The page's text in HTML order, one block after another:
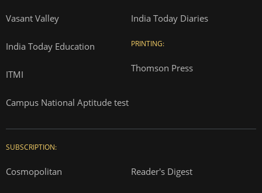
Vasant Valley
India Today Education
ITMI
Campus National Aptitude test
India Today Diaries
PRINTING:
Thomson Press
SUBSCRIPTION:
Cosmopolitan Reader's Digest